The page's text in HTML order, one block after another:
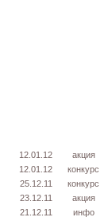
12.01.12 акция
12.01.12
конкурс
25.12.11
конкурс
23.12.11
акция
21.12.11
инфо